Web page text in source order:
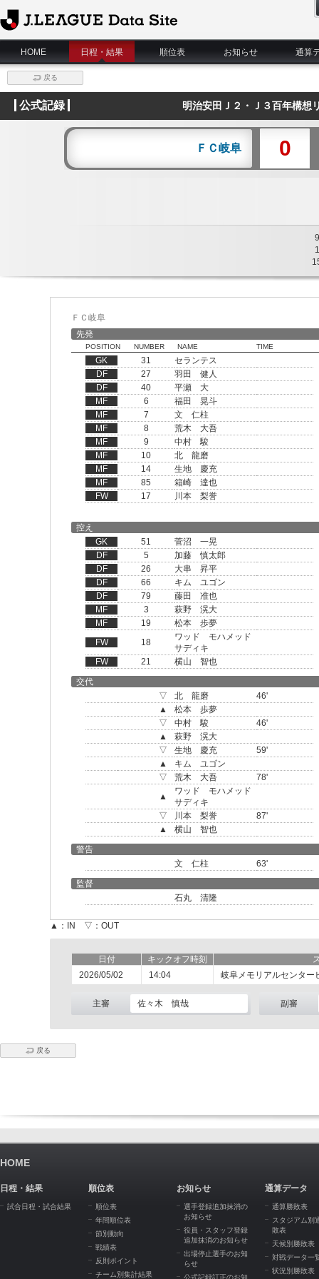
J.League Data Site
HOME
日程・結果 順位表 お知らせ 通算
戻る
公式記録 明治安田Ｊ２・Ｊ３百年構
ＦＣ岐阜 0
9
1
ＦＣ岐阜
先発
POSITION NUMBER NAME TIME
GK 31
セランテス
DF
27
羽田 健人
DF
40
平瀬 大
MF
6
福田 晃斗
MF
7
文 仁柱
MF
8
荒木 大吾
MF
9
中村 駿
MF
10
北 龍磨
MF
14
生地 慶充
MF
85
箱崎 達也
FW
17 川本 梨誉
控え
GK
51
菅沼 一晃
DF
5
加藤 慎太郎
DF
26
大串 昇平
DF
66
キム ユゴン
DF
79
藤田 准也
MF
3
萩野 滉大
MF
19
松本 歩夢
FW
18
ワッド モハメッド
サディキ
FW
21
横山 智也
交代
▽
北 龍磨
46'
▲
松本 歩夢
▽
中村 駿
46'
▲
萩野 滉大
▽
生地 慶充
59'
▲
キム ユゴン
▽
荒木 大吾
78'
▲
ワッド モハメッド
サディキ
▽
川本 梨誉
87'
▲
横山 智也
警告
文 仁柱
63'
監督
石丸 清隆
▲：IN ▽：OUT
日付 キックオフ時刻
2026/05/02
14:04 岐阜メモリアルセンター
主審 佐々木 慎哉 副審
戻る
HOME
日程・結果
試合日程・試合結果
順位表
順位表
年間順位表
節別動向
戦績表
反則ポイント
チーム別集計結果
お知らせ
選手登録追加抹消の
お知らせ
役員・スタッフ登録
追加抹消のお知らせ
出場停止選手のお知
らせ
公式記録訂正のお知
通算データ
通算勝敗表
スタジアム別
敗表
天候別勝敗表
対戦データ一
状況別勝敗表